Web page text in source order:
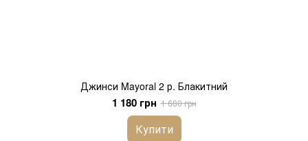
Джинси Mayoral 2 р. Блакитний
1 180 грн 1 680 грн
Купити